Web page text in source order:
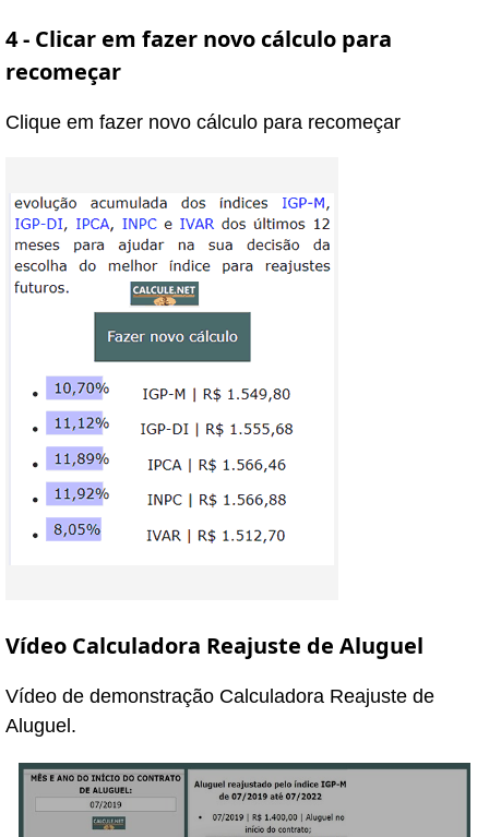
4 - Clicar em fazer novo cálculo para
recomeçar
Clique em fazer novo cálculo para recomeçar
Vídeo Calculadora Reajuste de Aluguel
Vídeo de demonstração Calculadora Reajuste de
Aluguel.